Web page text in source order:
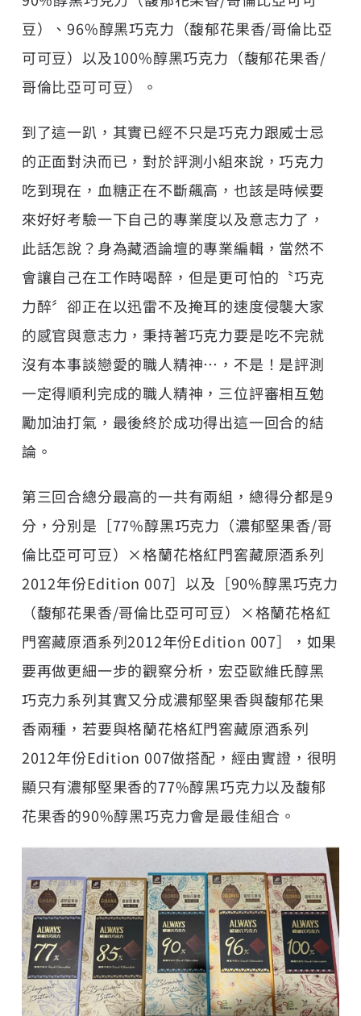
豆）、96%醇黑巧克力（馥郁花果香/哥倫比亞
可可豆）以及100%醇黑巧克力（馥郁花果香/
哥倫比亞可可豆）。
到了這一趴，其實已經不只是巧克力跟威士忌
的正面對決而已，對於評測小組來說，巧克力
吃到現在，血糖正在不斷飆高，也該是時候要
來好好考驗一下自己的專業度以及意志力了，
此話怎說？身為藏酒論壇的專業編輯，當然不
會讓自己在工作時喝醉，但是更可怕的〝巧克
力醉〞卻正在以迅雷不及掩耳的速度侵襲大家
的感官與意志力，秉持著巧克力要是吃不完就
沒有本事談戀愛的職人精神…，不是！是評測
一定得順利完成的職人精神，三位評審相互勉
勵加油打氣，最後終於成功得出這一回合的結
論。
第三回合總分最高的一共有兩組，總得分都是9
分，分別是［77%醇黑巧克力（濃郁堅果香/哥
倫比亞可可豆）×格蘭花格紅門窖藏原酒系列
2012年份Edition 007］以及［90%醇黑巧克力
（馥郁花果香/哥倫比亞可可豆）×格蘭花格紅
門窖藏原酒系列2012年份Edition 007］，如果
要再做更細一步的觀察分析，宏亞歐維氏醇黑
巧克力系列其實又分成濃郁堅果香與馥郁花果
香兩種，若要與格蘭花格紅門窖藏原酒系列
2012年份Edition 007做搭配，經由實證，很明
顯只有濃郁堅果香的77%醇黑巧克力以及馥郁
花果香的90%醇黑巧克力會是最佳組合。